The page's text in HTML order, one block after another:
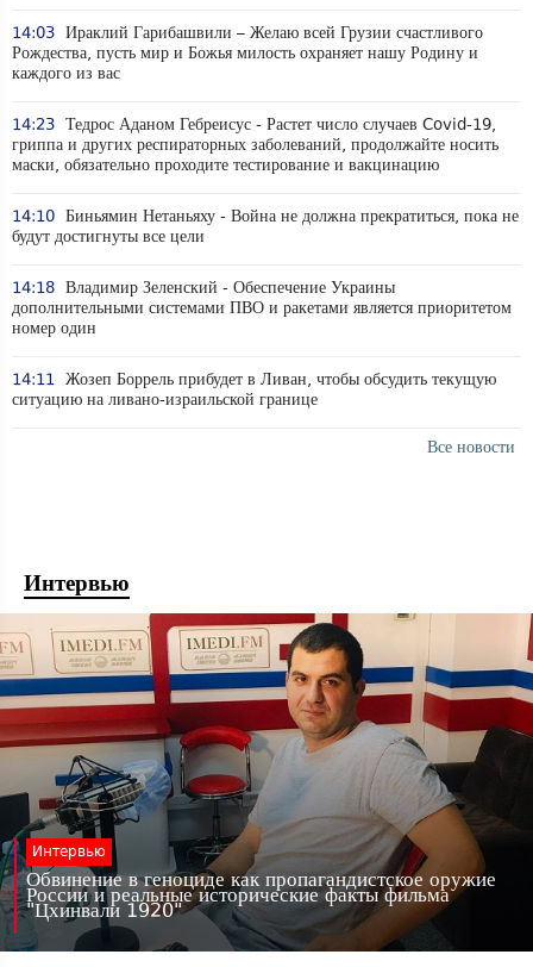
14:03 Ираклий Гарибашвили – Желаю всей Грузии счастливого
Рождества, пусть мир и Божья милость охраняет нашу Родину и
каждого из вас
14:23 Тедрос Аданом Гебреисус - Растет число случаев Covid-19,
гриппа и других респираторных заболеваний, продолжайте носить
маски, обязательно проходите тестирование и вакцинацию
14:10 Биньямин Нетаньяху - Война не должна прекратиться, пока не
будут достигнуты все цели
14:18 Владимир Зеленский - Обеспечение Украины
дополнительными системами ПВО и ракетами является приоритетом
номер один
14:11 Жозеп Боррель прибудет в Ливан, чтобы обсудить текущую
ситуацию на ливано-израильской границе
Все новости
Интервью
Интервью
Обвинение в геноциде как пропагандистское оружие
России и реальные исторические факты фильма
"Цхинвали 1920"